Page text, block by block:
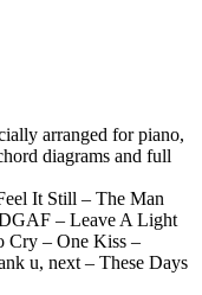
arranged for piano,
diagrams and full
It Still – The Man
– Leave A Light
Cry – One Kiss –
u, next – These Days